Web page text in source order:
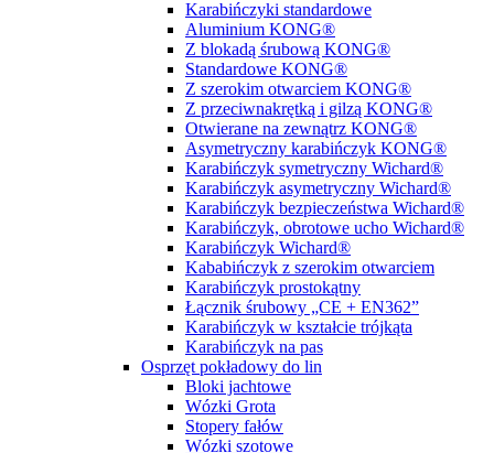
Karabińczyki standardowe
Aluminium KONG®
Z blokadą śrubową KONG®
Standardowe KONG®
Z szerokim otwarciem KONG®
Z przeciwnakrętką i gilzą KONG®
Otwierane na zewnątrz KONG®
Asymetryczny karabińczyk KONG®
Karabińczyk symetryczny Wichard®
Karabińczyk asymetryczny Wichard®
Karabińczyk bezpieczeństwa Wichard®
Karabińczyk, obrotowe ucho Wichard®
Karabińczyk Wichard®
Kababińczyk z szerokim otwarciem
Karabińczyk prostokątny
Łącznik śrubowy „CE + EN362”
Karabińczyk w kształcie trójkąta
Karabińczyk na pas
Osprzęt pokładowy do lin
Bloki jachtowe
Wózki Grota
Stopery fałów
Wózki szotowe